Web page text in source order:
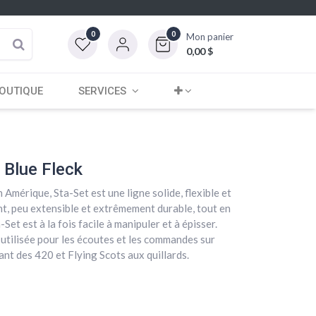
0 0 Mon panier
0,00$
SERVICES
Fleck
Amérique, Sta-Set est une ligne solide, flexible et
peu extensible et extrêmement durable, tout en
est à la fois facile à manipuler et à épisser.
pour les écoutes et les commandes sur
des 420 et Flying Scots aux quillards.